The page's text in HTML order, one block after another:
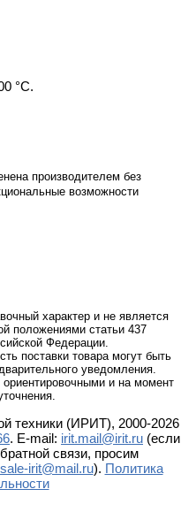
°С.
производителем без
возможности
характер и не является
положениями статьи 437
Федерации.
поставки товара могут быть
уведомления.
и на момент
техники (ИРИТ), 2000-2026
. E-mail: irit.mail@irit.ru (если
связи, просим
sale-irit@mail.ru). Политика